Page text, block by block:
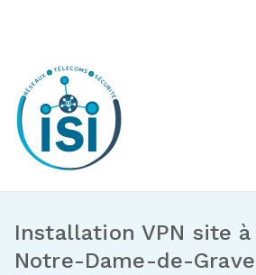
Installation VPN site
Notre-Dame-de-